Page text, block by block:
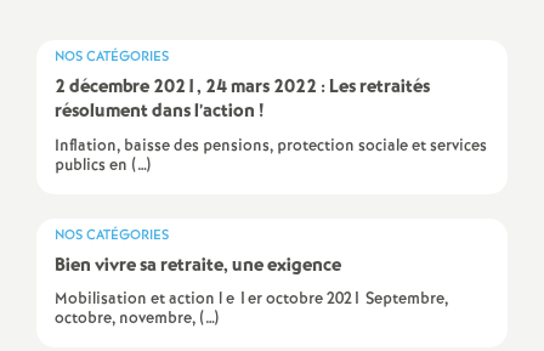
i
o
a
NOS CATÉGORIES
2 décembre 2021, 24 mars 2022 : Les retraités
résolument dans l’action !
Inflation, baisse des pensions, protection sociale et services
publics en (…)
NOS CATÉGORIES
Bien vivre sa retraite, une exigence
Mobilisation et action l e 1er octobre 2021 Septembre,
octobre, novembre, (…)